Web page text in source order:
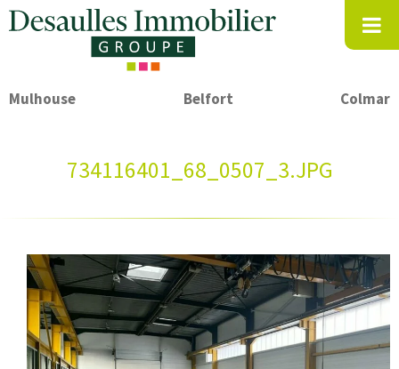
Mulhouse Belfort Colmar
734116401_68_0507_3.JPG